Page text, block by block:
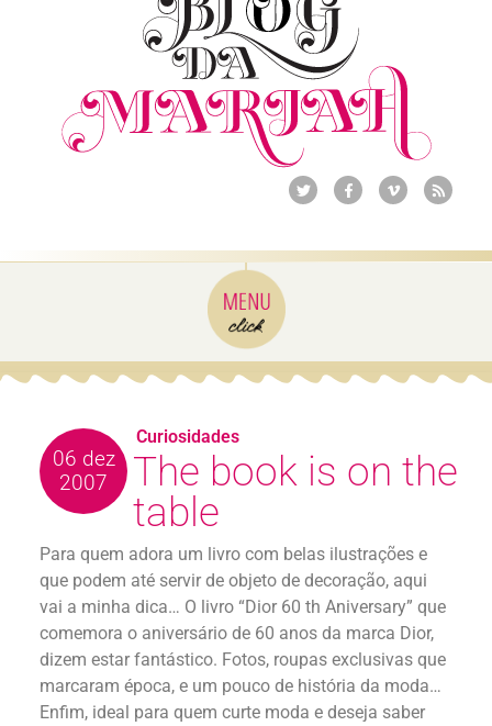
06 dez
2007
The book is on the
table
Para quem adora um livro com belas ilustrações e
que podem até servir de objeto de decoração, aqui
vai a minha dica… O livro “Dior 60 th Aniversary” que
comemora o aniversário de 60 anos da marca Dior,
dizem estar fantástico. Fotos, roupas exclusivas que
marcaram época, e um pouco de história da moda…
Enfim, ideal para quem curte moda e deseja saber
Curiosidades